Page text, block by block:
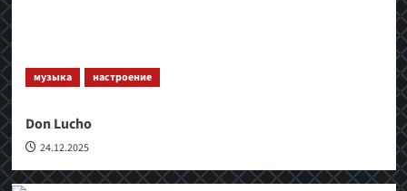
музыка настроение
Don Lucho
24.12.2025